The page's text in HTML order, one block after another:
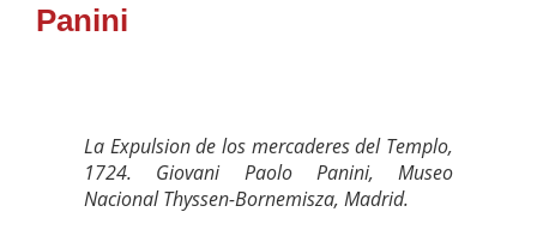
Panini
La Expulsion de los mercaderes del Templo,
1724. Giovani Paolo Panini, Museo
Nacional Thyssen-Bornemisza, Madrid.